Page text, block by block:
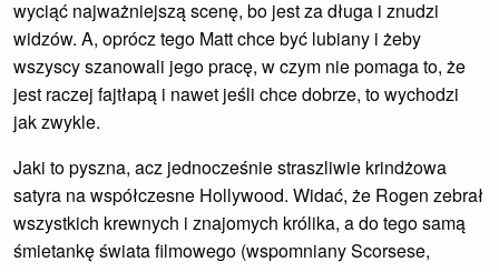
wyciąć najważniejszą scenę, bo jest za długa i znudzi
widzów. A, oprócz tego Matt chce być lubiany i żeby
wszyscy szanowali jego pracę, w czym nie pomaga to, że
jest raczej fajtłapą i nawet jeśli chce dobrze, to wychodzi
jak zwykle.
Jaki to pyszna, acz jednocześnie straszliwie krindżowa
satyra na współczesne Hollywood. Widać, że Rogen zebrał
wszystkich krewnych i znajomych królika, a do tego samą
śmietankę świata filmowego (wspomniany Scorsese,